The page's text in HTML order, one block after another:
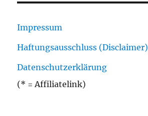
Impressum
Haftungsausschluss (Disclaimer)
Datenschutzerklärung
(* = Affiliatelink)